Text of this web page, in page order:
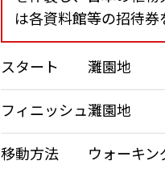
は各資料館等の招待券
スタート 灘園地
フィニッシュ灘園地
移動方法 ウォーキン